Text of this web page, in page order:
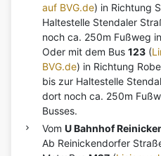
auf BVG.de) in Richtung
Haltestelle Stendaler
noch ca. 250m Fußweg
Oder mit dem Bus 123 (
BVG.de) in Richtung
bis zur Haltestelle
dort noch ca. 250m
Busses.
Vom U Bahnhof
Ab Reinickendorfer